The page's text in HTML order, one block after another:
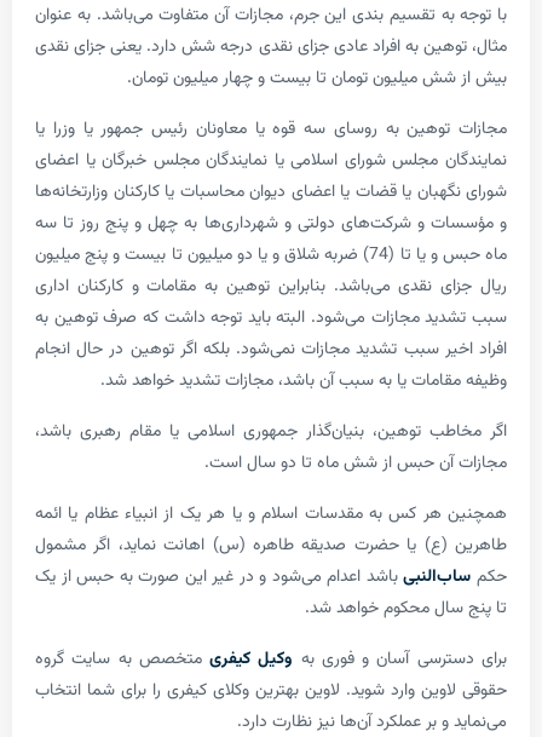
تقسیم ­بندی این جرم، مجازات آن متفاوت می‌باشد. به عنوان
به افراد عادی جزای نقدی درجه شش دارد. یعنی جزای نقدی
میلیون تومان تا بیست و چهار میلیون تومان.
به روسای سه قوه یا معاونان رئیس جمهور یا وزرا یا
مجلس شورای اسلامی یا نمایندگان مجلس خبرگان یا اعضای
یا قضات یا اعضای دیوان محاسبات یا کارکنان وزارتخانه‌ها
و شرکت‌های دولتی و شهرداری‌ها به چهل و پنج روز تا سه
ماه حبس و یا تا (74) ضربه شلاق و یا دو میلیون تا بیست و پنج میلیون
نقدی می­‌باشد. بنابراین توهین به مقامات و کارکنان اداری
مجازات می‌­شود. البته باید توجه داشت که صرف توهین به
سبب تشدید مجازات نمی­‌شود. بلکه اگر توهین در حال انجام
یا به سبب آن باشد، مجازات تشدید خواهد شد.
توهین، بنیان‌گذار جمهوری اسلامی یا مقام رهبری باشد،
آن حبس از شش ماه تا دو سال است.
کس به مقدسات اسلام و یا هر یک از انبیاء عظام یا ائمه
(ع) یا حضرت صدیقه طاهره (س) اهانت نماید، اگر مشمول
باشد اعدام می‌شود و در غیر این صورت به حبس از یک
محکوم خواهد شد.
آسان و فوری بهوکیل کیفری متخصص به سایت گروه
وارد شوید. لاوین بهترین وکلای کیفری را برای شما انتخاب
بر عملکرد آن‌ها نیز نظارت دارد.